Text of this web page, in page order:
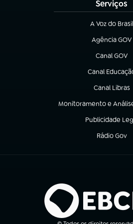
Serviços
A Voz do Brasil
(abre em nova
Agência GOV
(abre em nova
Canal GOV
(abre em
Canal
(abre em nova
Canal Libras
(abre em
Monitoramento e
(abre em nova aba)
Publicidade
(abre em nova
Rádio Gov
(abre em